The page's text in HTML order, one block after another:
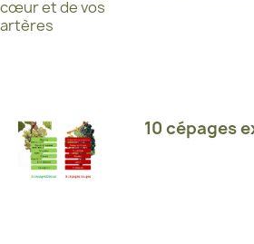
10 cépages